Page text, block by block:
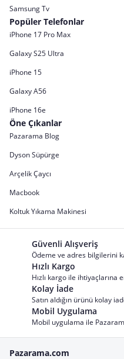
Samsung Tv
Popüler Telefonlar
iPhone 17 Pro Max
Galaxy S25 Ultra
iPhone 15
Galaxy A56
iPhone 16e
Öne Çıkanlar
Pazarama Blog
Dyson Süpürge
Arçelik Çaycı
Macbook
Koltuk Yıkama Makinesi
Güvenli Alışveriş
Ödeme ve adres bilgilerini
Hızlı Kargo
Hızlı kargo ile ihtiyaçlarına
Kolay İade
Satın aldığın ürünü kolay
Mobil Uygulama
Mobil uygulama ile
Pazarama.com